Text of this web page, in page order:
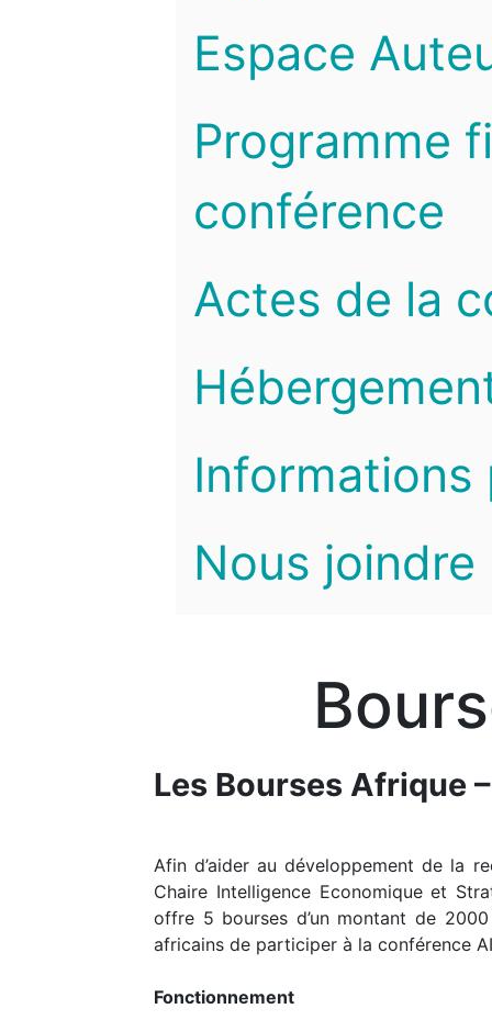
Espace
Programme
conférence
Actes de la
Informations
Nous joindre
Les Bourses Afrique
Afin d’aider au développement de la
Chaire Intelligence Economique et
offre 5 bourses d’un montant de
africains de participer à la conférence
Fonctionnement